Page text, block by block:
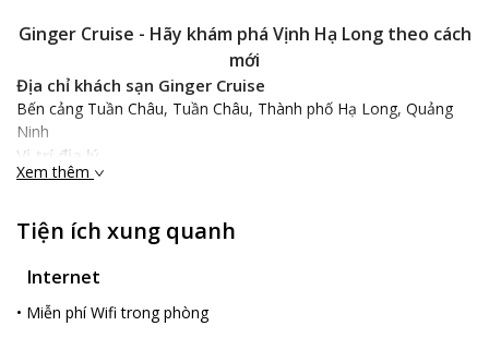
Ginger Cruise - Hãy khám phá Vịnh Hạ Long theo cách
mới
Địa chỉ khách sạn Ginger Cruise
Bến cảng Tuần Châu, Tuần Châu, Thành phố Hạ Long, Quảng
Ninh
Vị trí địa lý
Ginger Cruise
ra biển. Du thuyền có bến đỗ và trụ sở trên đảo Tuần Châu, Hạ
Long, cách trung tâm TP Hạ Long 15km, Hải Phòng 2 giờ lái xe,
Hà Nội 4 giờ lái xe. Du khách được đón lên
vịnh Hạ Long theo một trải nghiệm mới mẻ với dịch vụ hoàn
Xem thêm
Tiện ích xung quanh
Internet
• Miễn phí Wifi trong phòng